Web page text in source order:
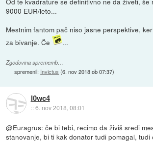
9000 EUR/leto...
Mestnim fantom pač niso jasne perspektive,
za bivanje. Če
...
Zgodovina sprememb…
spremenil: Invictus (6. nov 2018 ob 07:37)
l0wc4
::6. nov 2018, 08:01
@Euragrus: če bi tebi, recimo da živiš sredi
stanovanje, bi ti kak donator tudi pomagal, tudi